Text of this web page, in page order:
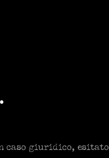
caso giuridico, esitato